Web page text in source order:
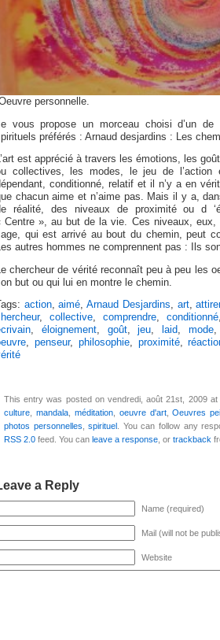
personnelle.
vous propose un morceau choisi d’un de
préférés : Arnaud desjardins : Les
est apprécié à travers les émotions, les
collectives, les modes, le jeu de
conditionné, relatif et il n’y a en
chacun aime et n’aime pas. Mais il y a,
réalité, des niveaux de proximité ou d
Centre », au but de la vie. Ces niveaux, eux,
qui est arrivé au bout du chemin, peut
autres hommes ne comprennent pas : Ils
chercheur de vérité reconnaît peu à peu les
but ou qui lui en montre le chemin.
action,aimé,Arnaud Desjardins, art,
, collective, comprendre, conditionné
, éloignement, goût,jeu, laid, mode,
, penseur, philosophie, proximité,
This entry was posted on vendredi, août 21st, 2009
culture, mandala, méditation, oeuvre d'art,Oeuvres
photos personnelles,spirituel . You can follow any
RSS 2.0 feed. You can leave a response, or trackback
a Reply
Name (required)
Mail (will not be
Website